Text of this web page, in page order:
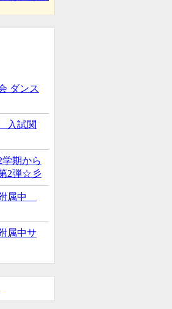
ダンス
入試関
学期から
2弾☆彡
附属中
属中サ